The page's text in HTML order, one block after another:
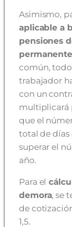
Asimismo,
aplicable a
pensiones
permanente
común,
trabajador
con un
multiplicará
que el
total de días
superar el
año.
Para el
demora, se
de
1,5.